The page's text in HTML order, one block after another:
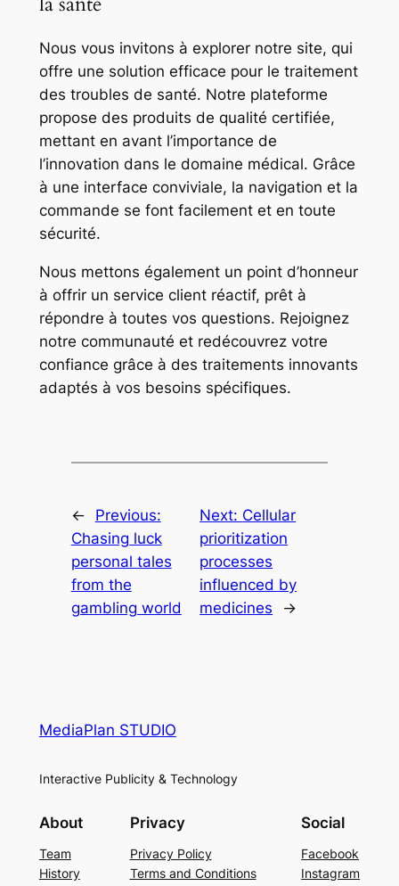
Nous vous invitons à explorer notre site, qui
offre une solution efficace pour le traitement
des troubles de santé. Notre plateforme
propose des produits de qualité certifiée,
mettant en avant l’importance de
l’innovation dans le domaine médical. Grâce
à une interface conviviale, la navigation et la
commande se font facilement et en toute
sécurité.
Nous mettons également un point d’honneur
à offrir un service client réactif, prêt à
répondre à toutes vos questions. Rejoignez
notre communauté et redécouvrez votre
confiance grâce à des traitements innovants
adaptés à vos besoins spécifiques.
←
Previous:
Chasing luck
personal tales
from the
gambling world
Next: Cellular
prioritization
processes
influenced by
medicines
→
MediaPlan STUDIO
Interactive Publicity & Technology
About
Team
History
Privacy
Privacy Policy
Terms and Conditions
Social
Facebook
Instagram